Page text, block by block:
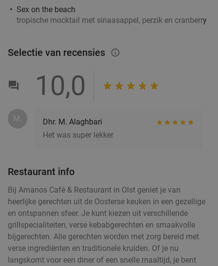
Sex on the beach
tropische mocktail met sinaasappel, perzik en cranberry
Selectie van recensies info_outlined
10,0
M.
Dhr. M. Alaghbari
Het was super lekker
Restaurant info
Bij Amanos Café & Restaurant in Olst geniet je van
heerlijke gerechten uit de Oosterse keuken in een gezellige
en ontspannen sfeer. Je kunt kiezen uit verschillende
grillspecialiteiten, verse kebabgerechten en smaakvolle
bijgerechten. Alle gerechten worden met zorg bereid met
verse ingrediënten en traditionele kruiden. Of je nu
langskomt voor een diner of een snelle maaltijd, je bent